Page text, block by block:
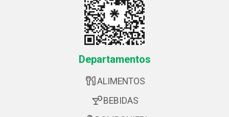
Departamentos
ALIMENTOS
BEBIDAS